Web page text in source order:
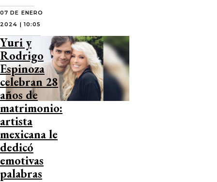
07 DE ENERO
2024 | 10:05
Yuri y
Rodrigo
Espinoza
celebran 28
años de
matrimonio:
artista
mexicana le
dedicó
emotivas
palabras